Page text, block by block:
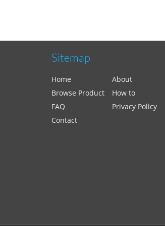
Sitemap
Home About
Browse Product
How to
FAQ
Privacy Policy
Contact